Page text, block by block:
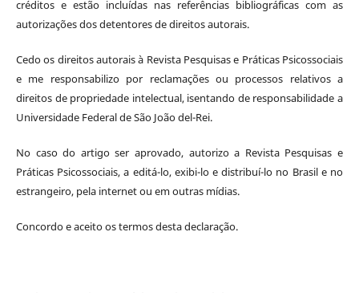
créditos e estão incluídas nas referências bibliográficas com as
autorizações dos detentores de direitos autorais.
Cedo os direitos autorais à Revista Pesquisas e Práticas Psicossociais
e me responsabilizo por reclamações ou processos relativos a
direitos de propriedade intelectual, isentando de responsabilidade a
Universidade Federal de São João del-Rei.
No caso do artigo ser aprovado, autorizo a Revista Pesquisas e
Práticas Psicossociais, a editá-lo, exibi-lo e distribuí-lo no Brasil e no
estrangeiro, pela internet ou em outras mídias.
Concordo e aceito os termos desta declaração.